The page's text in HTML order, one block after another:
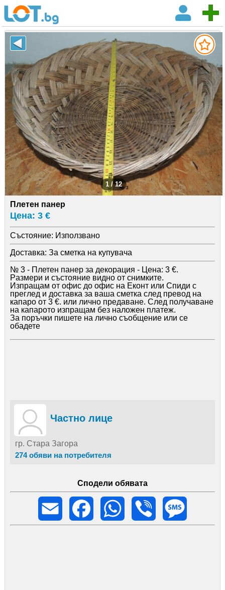
1 / 12
Плетен панер
Цена: 3 €
Състояние: Използвано
Доставка: За сметка на купувача
№ 3 - Плетен панер за декорация - Цена: 3 €.
Pазмеpи и състояние видно от снимките.
Изпращам от офис до офис на Еконт или Спиди с
преглед и доставка за ваша сметка след превод на
капаро от 3 €. или лично предаване. След получаване
на капарото изпращам без наложен платеж.
За поръчки пишете на лично съобщение или се
обадете
Частно лице
гр. Стара Загора
274 обяви на потребителя
Сподели обявата
Email
Facebook WhatsApp Viber